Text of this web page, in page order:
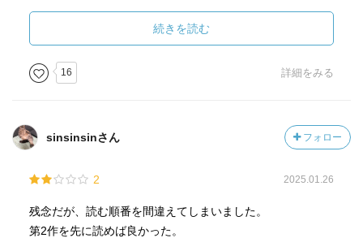
一作読んでやめてしまうのは勿体無いですね(*^^*)
『夏と冬の奏鳴曲』は音楽や絵画における芸術的な理論が
かなり多かったのですが、今回は少しやんわり。
『翼ある闇』の木更津と香月。メルカトル鮎が登場。
【ビブルの会】なる、探偵小説好きの人が集まって夕食を
共にする会も、毎週火曜日に開催。
いいなぁ…。
続きを読む
16 詳細をみる
sinsinsinさん フォロー
2 2025.01.26
残念だが、読む順番を間違えてしまいました。
第2作を先に読めば良かった。